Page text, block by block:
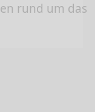
rund um das